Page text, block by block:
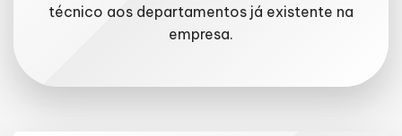
técnico aos departamentos já existente na
empresa.